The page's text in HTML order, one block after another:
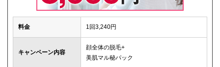
料金 1回3,240円
キャンペーン内容
顔全体の脱毛+
美肌マル秘パック